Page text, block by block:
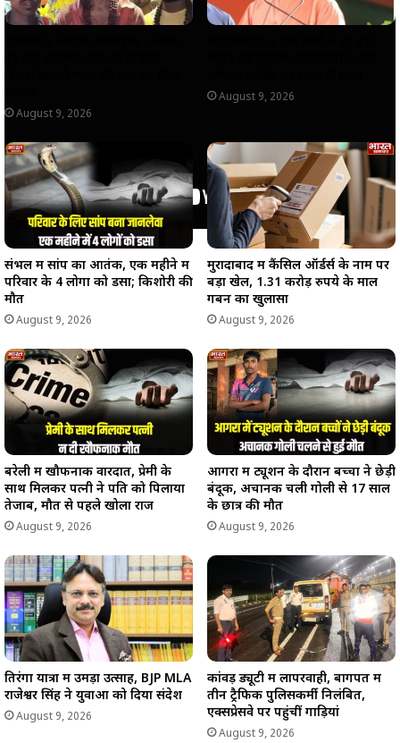
August 9, 2026
August 9, 2026
संभल में सांप का आतंक, एक महीने में
परिवार के 4 लोगों को डसा; किशोरी की
मौत
August 9, 2026
मुरादाबाद में कैंसिल ऑर्डर्स के नाम पर
बड़ा खेल, 1.31 करोड़ रुपये के माल
गबन का खुलासा
August 9, 2026
बरेली में खौफनाक वारदात, प्रेमी के
साथ मिलकर पत्नी ने पति को पिलाया
तेजाब, मौत से पहले खोला राज
August 9, 2026
आगरा में ट्यूशन के दौरान बच्चों ने छेड़ी
बंदूक, अचानक चली गोली से 17 साल
के छात्र की मौत
August 9, 2026
तिरंगा यात्रा में उमड़ा उत्साह, BJP MLA
राजेश्वर सिंह ने युवाओं को दिया संदेश
August 9, 2026
कांवड़ ड्यूटी में लापरवाही, बागपत में
तीन ट्रैफिक पुलिसकर्मी निलंबित,
एक्सप्रेसवे पर पहुंचीं गाड़ियां
August 9, 2026